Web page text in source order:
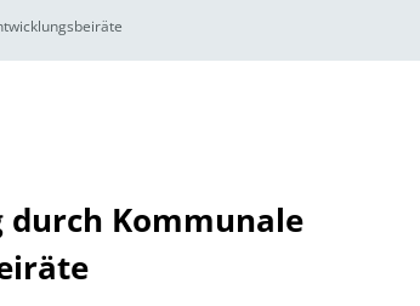
Kommunale